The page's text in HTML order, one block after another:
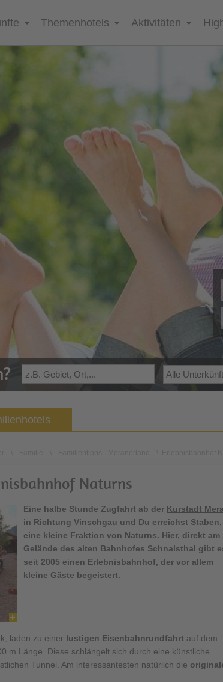
Themenhotels Aktivitäten
Naturns
Eine halbe Stunde Zugfahrt ab der Kurstadt
in Richtung Vinschgau und Du erreichst Staben,
eine kleine Fraktion von Naturns. Hier, direkt am
Gelände des alten Bahnhofes Schnalsthal gibt
seit 2005 einen Erlebnisbahnhof, der vor allem
kleine Gäste begeistert.
laden zu einer lustigen Eisenbahnrundfahrt auf dem
m Länge. Diese schlängelt sich durch eine künstliche
Tunnel. Am interessantesten natürlich die